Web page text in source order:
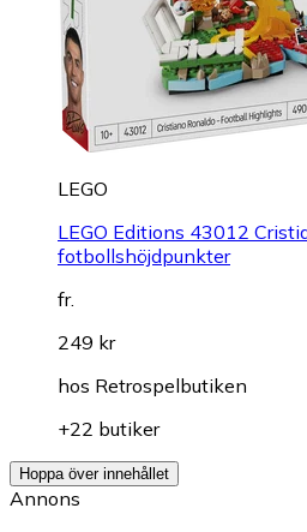
LEGO
LEGO Editions 43012
fotbollshöjdpunkter
fr.
249 kr
hos Retrospelbutiken
+22 butiker
Hoppa över innehållet
Annons